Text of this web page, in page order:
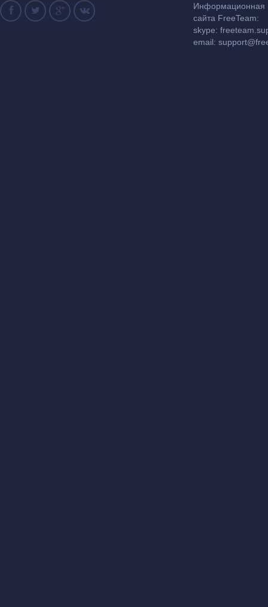
Информационная
сайта FreeTeam:
skype:
email: